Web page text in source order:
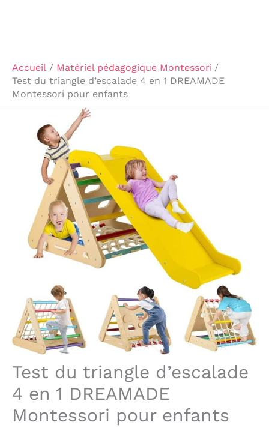
Accueil
Matériel pédagogique Montessori
Test du triangle d’escalade 4 en 1 DREAMADE
Montessori pour enfants
Test du triangle d’escalade
4 en 1 DREAMADE
Montessori pour enfants